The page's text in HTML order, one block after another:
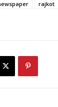
rajkot